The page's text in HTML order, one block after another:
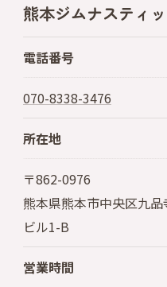
熊本ジムナスティ
電話番号
070-8338-3476
所在地
〒862-0976
熊本県熊本市中央区九
ビル1-B
営業時間